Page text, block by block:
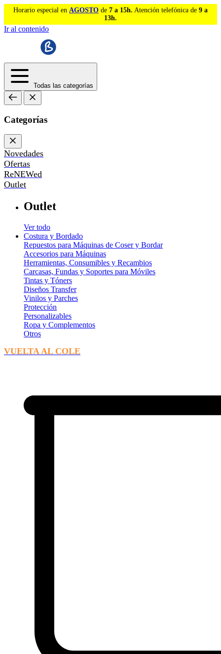
Horario especial en AGOSTO de 7 a 15h. Atención telefónica de 9 a
13h.
Ir al contenido
Todas las categorías
Categorías
Novedades
Ofertas
ReNEWed
Outlet
Outlet
Ver todo
Costura y Bordado
Repuestos para Máquinas de Coser y Bordar
Accesorios para Máquinas
Herramientas, Consumibles y Recambios
Carcasas, Fundas y Soportes para Móviles
Tintas y Tóners
Diseños Transfer
Vinilos y Parches
Protección
Personalizables
Ropa y Complementos
Otros
VUELTA AL COLE